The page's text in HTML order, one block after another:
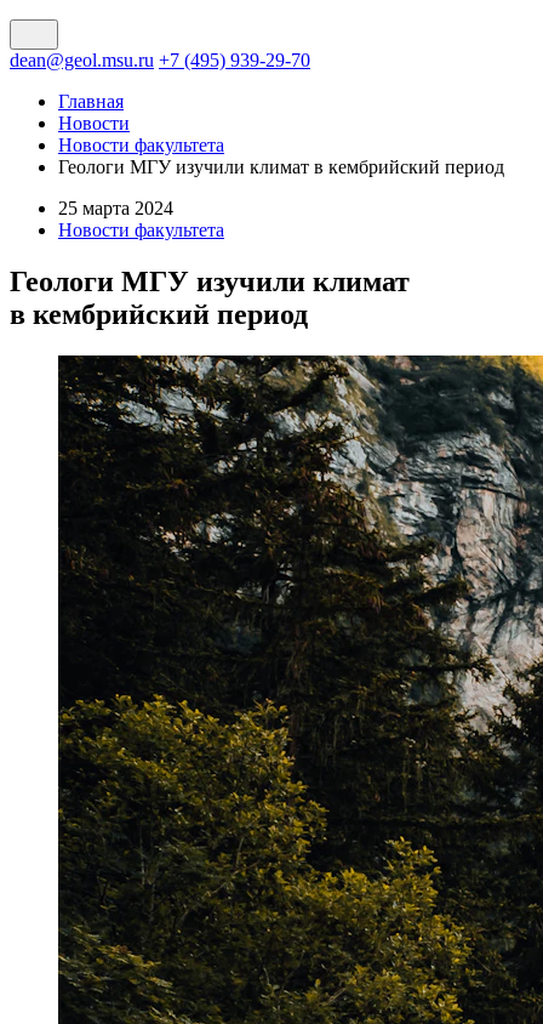
dean@geol.msu.ru +7 (495) 939-29-70
Главная
Новости
Новости факультета
Геологи МГУ изучили климат в кембрийский период
25 марта 2024
Новости факультета
Геологи МГУ изучили климат
в кембрийский период